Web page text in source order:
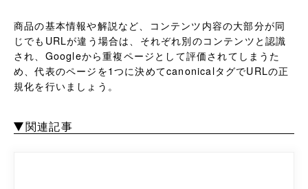
商品の基本情報や解説など、コンテンツ内容の大部分が同
じでもURLが違う場合は、それぞれ別のコンテンツと認識
され、Googleから重複ページとして評価されてしまうた
め、代表のページを1つに決めてcanonicalタグでURLの正
規化を行いましょう。
関連記事